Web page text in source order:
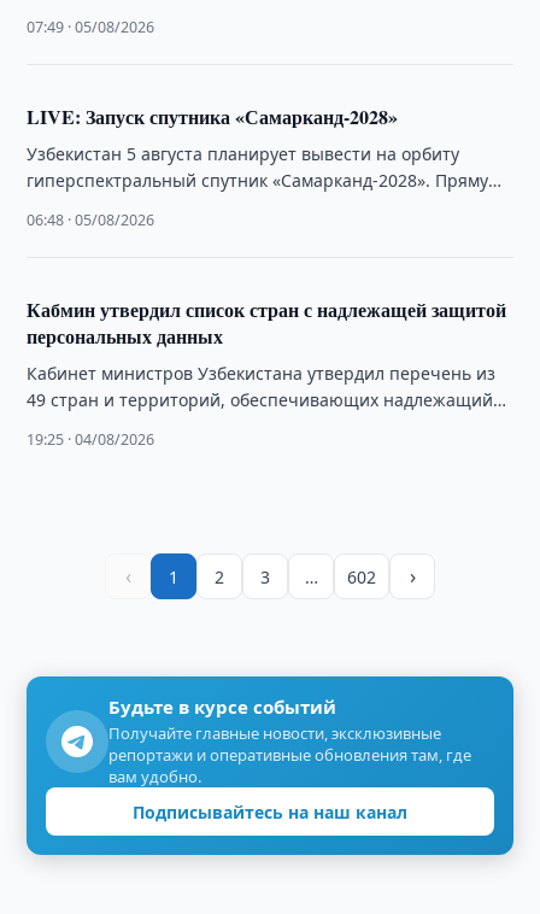
новый этап развития национальной космической
07:49 · 05/08/2026
LIVE: Запуск спутника «Самарканд-2028»
Узбекистан 5 августа планирует вывести на орбиту
гиперспектральный спутник «Самарканд-2028». Прямую
06:48 · 05/08/2026
Кабмин утвердил список стран с надлежащей защитой
персональных данных
Кабинет министров Узбекистана утвердил перечень из
49 стран и территорий, обеспечивающих надлежащий
трансграничной передачи.
19:25 · 04/08/2026
‹ 1 2 3 … 602 ›
Будьте в курсе событий
Получайте главные новости, эксклюзивные
репортажи и оперативные обновления там, где
вам удобно.
Подписывайтесь на наш канал